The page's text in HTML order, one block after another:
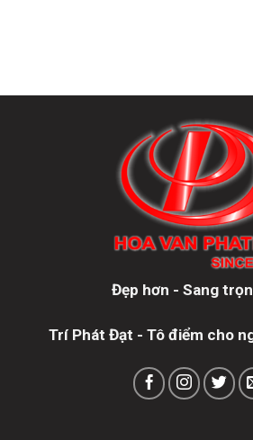
Đẹp hơn - Sang
Trí Phát Đạt - Tô điểm cho